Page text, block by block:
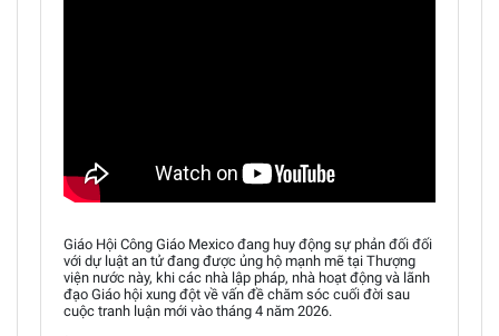
Giáo Hội Công Giáo Mexico đang huy động sự phản đối đối
với dự luật an tử đang được ủng hộ mạnh mẽ tại Thượng
viện nước này, khi các nhà lập pháp, nhà hoạt động và lãnh
đạo Giáo hội xung đột về vấn đề chăm sóc cuối đời sau
cuộc tranh luận mới vào tháng 4 năm 2026.